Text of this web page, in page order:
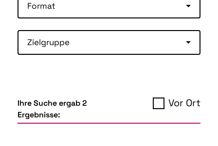
Format
Zielgruppe
Ihre Suche ergab 2
Ergebnisse:
Vor Ort